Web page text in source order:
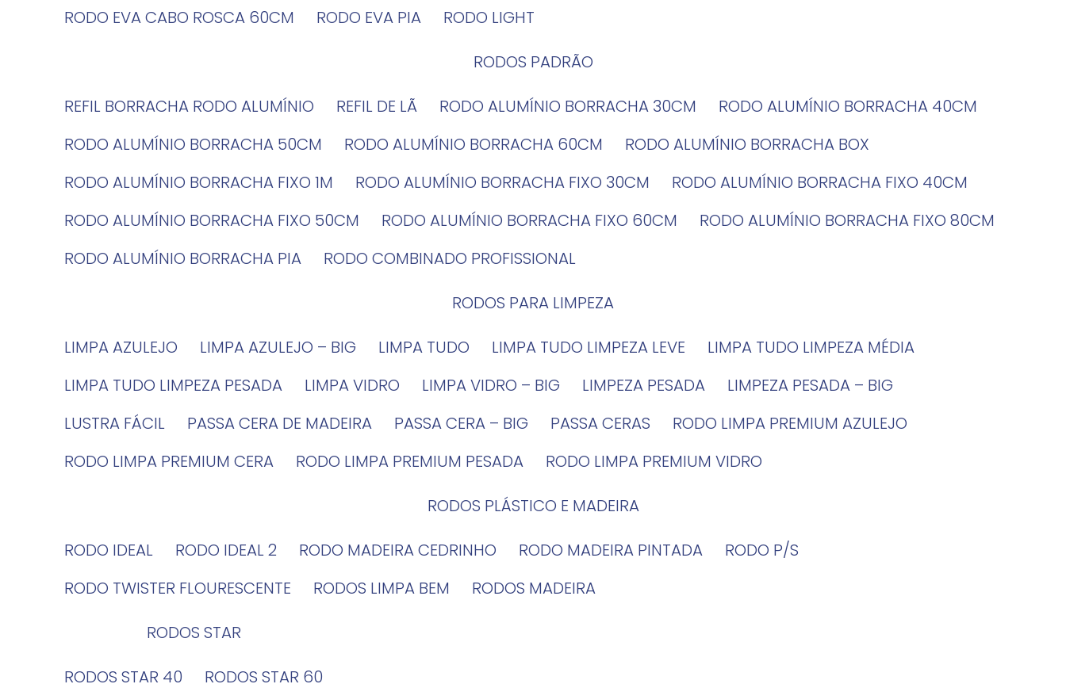
RODO EVA CABO ROSCA 60CM
RODO EVA PIA
RODO LIGHT
RODOS PADRÃO
REFIL BORRACHA RODO ALUMÍNIO
REFIL DE LÃ RODO ALUMÍNIO BORRACHA 30CM
RODO ALUMÍNIO BORRACHA 40CM
RODO ALUMÍNIO BORRACHA 50CM
RODO ALUMÍNIO BORRACHA 60CM
RODO ALUMÍNIO BORRACHA BOX
RODO ALUMÍNIO BORRACHA FIXO 1M
RODO ALUMÍNIO BORRACHA FIXO 30CM
RODO ALUMÍNIO BORRACHA FIXO 40CM
RODO ALUMÍNIO BORRACHA FIXO 50CM
RODO ALUMÍNIO BORRACHA FIXO 60CM
RODO ALUMÍNIO BORRACHA FIXO 80CM
RODO ALUMÍNIO BORRACHA PIA
RODO COMBINADO PROFISSIONAL
RODOS PARA LIMPEZA
LIMPA AZULEJO
LIMPA AZULEJO – BIG LIMPA TUDO LIMPA TUDO LIMPEZA LEVE
LIMPA TUDO LIMPEZA MÉDIA
LIMPA TUDO LIMPEZA PESADA
LIMPA VIDRO LIMPA VIDRO – BIG LIMPEZA PESADA
LIMPEZA PESADA – BIG
LUSTRA FÁCIL
PASSA CERA DE MADEIRA PASSA CERA – BIG PASSA CERAS
RODO LIMPA PREMIUM AZULEJO
RODO LIMPA PREMIUM CERA
RODO LIMPA PREMIUM PESADA
RODO LIMPA PREMIUM VIDRO
RODOS PLÁSTICO E MADEIRA
RODO IDEAL
RODO IDEAL 2 RODO MADEIRA CEDRINHO RODO MADEIRA PINTADA
RODO P/S
RODO TWISTER FLOURESCENTE
RODOS LIMPA BEM
RODOS MADEIRA
RODOS STAR
RODOS STAR 40
RODOS STAR 60